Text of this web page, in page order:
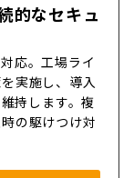
的なセキュ
応。工場ライ
実施し、導入
持します。複
の駆けつけ対